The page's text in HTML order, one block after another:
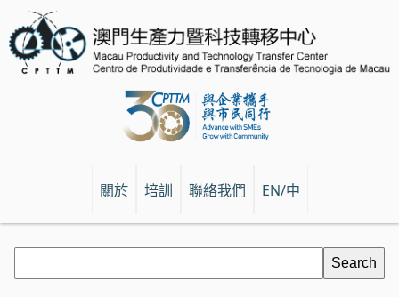
關於 培訓 聯絡我們 EN/中